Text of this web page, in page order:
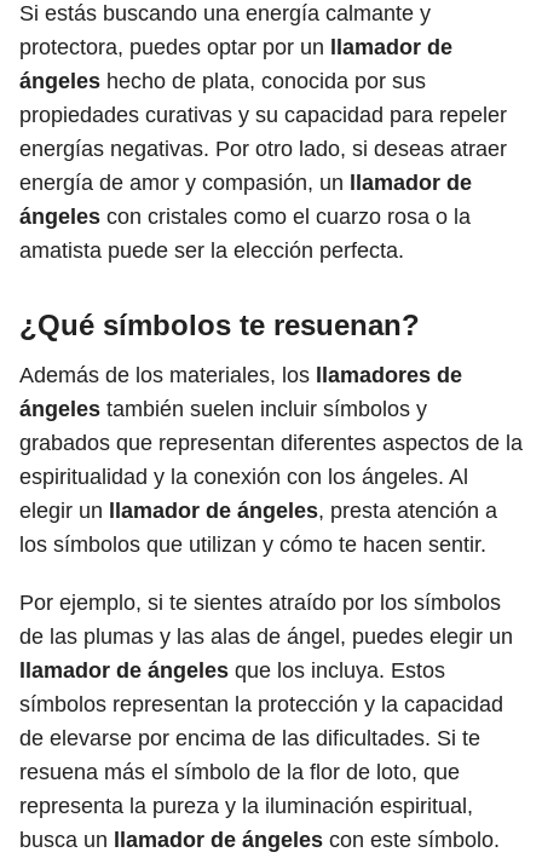
Si estás buscando una energía calmante y
protectora, puedes optar por un
llamador de
ángeles hecho de plata, conocida por sus
propiedades curativas y su capacidad para repeler
energías negativas. Por otro lado, si deseas atraer
energía de amor y compasión, un
llamador de
ángeles con cristales como el cuarzo rosa o la
amatista puede ser la elección perfecta.
¿Qué símbolos te resuenan?
Además de los materiales, los
llamadores de
ángeles también suelen incluir símbolos y
grabados que representan diferentes aspectos de la
espiritualidad y la conexión con los ángeles. Al
elegir un
llamador de ángeles, presta atención a
los símbolos que utilizan y cómo te hacen sentir.
Por ejemplo, si te sientes atraído por los símbolos
de las plumas y las alas de ángel, puedes elegir un
llamador de ángeles que los incluya. Estos
símbolos representan la protección y la capacidad
de elevarse por encima de las dificultades. Si te
resuena más el símbolo de la flor de loto, que
representa la pureza y la iluminación espiritual,
busca un
llamador de ángeles con este símbolo.